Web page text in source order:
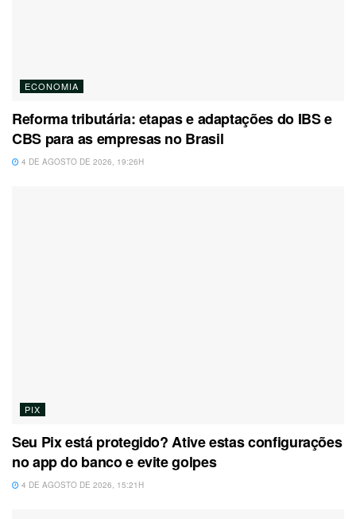
ECONOMIA
Reforma tributária: etapas e adaptações do IBS e
CBS para as empresas no Brasil
4 DE AGOSTO DE 2026, 19:26H
PIX
Seu Pix está protegido? Ative estas configurações
no app do banco e evite golpes
4 DE AGOSTO DE 2026, 15:21H